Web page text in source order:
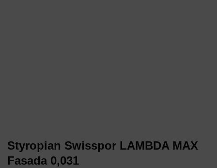
Styropian Swisspor LAMBDA MAX
Fasada 0,031